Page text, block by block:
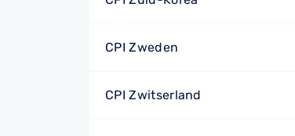
CPI Zweden
CPI Zwitserland